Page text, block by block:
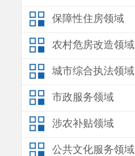
保障性住房领域
农村危房改造领域
城市综合执法领域
市政服务领域
涉农补贴领域
公共文化服务领域